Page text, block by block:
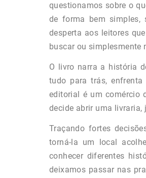
questionamos sobre o
de forma bem simples,
desperta aos leitores
buscar ou simplesmente
O livro narra a história
tudo para trás,
editorial é um comércio
decide abrir uma livraria,
Traçando fortes
torná-la um local
conhecer diferentes
deixamos passar nas